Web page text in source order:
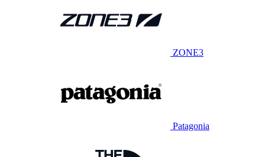
ZONE3
Patagonia